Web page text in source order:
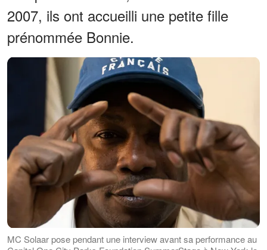
2007, ils ont accueilli une petite fille
prénommée Bonnie.
MC Solaar pose pendant une interview avant sa performance au